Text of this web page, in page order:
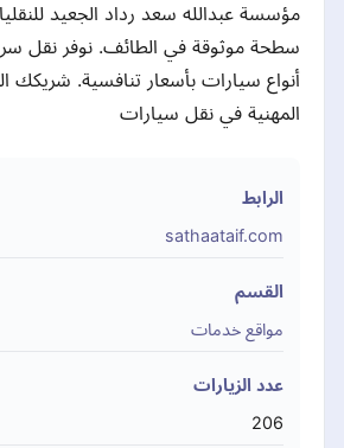
مؤسسة عبدالله سعد رداد الجعيد
سطحة موثوقة في الطائف. نوفر نقل
أنواع سيارات بأسعار تنافسية. شريكك
المهنية في نقل سيارات
الرابط
sathaataif.com
القسم
مواقع خدمات
عدد الزيارات
206